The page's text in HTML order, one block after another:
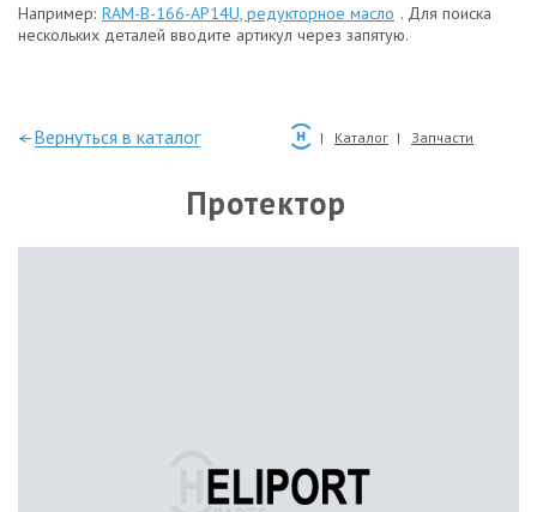
Например: RAM-B-166-AP14U, редукторное масло . Для поиска
нескольких деталей вводите артикул через запятую.
—Вернуться в каталог Каталог Запчасти
Протектор